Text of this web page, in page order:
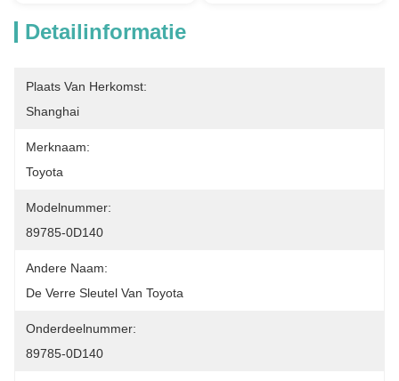
Detailinformatie
Plaats Van Herkomst:
Shanghai
Merknaam:
Toyota
Modelnummer:
89785-0D140
Andere Naam:
De Verre Sleutel Van Toyota
Onderdeelnummer:
89785-0D140